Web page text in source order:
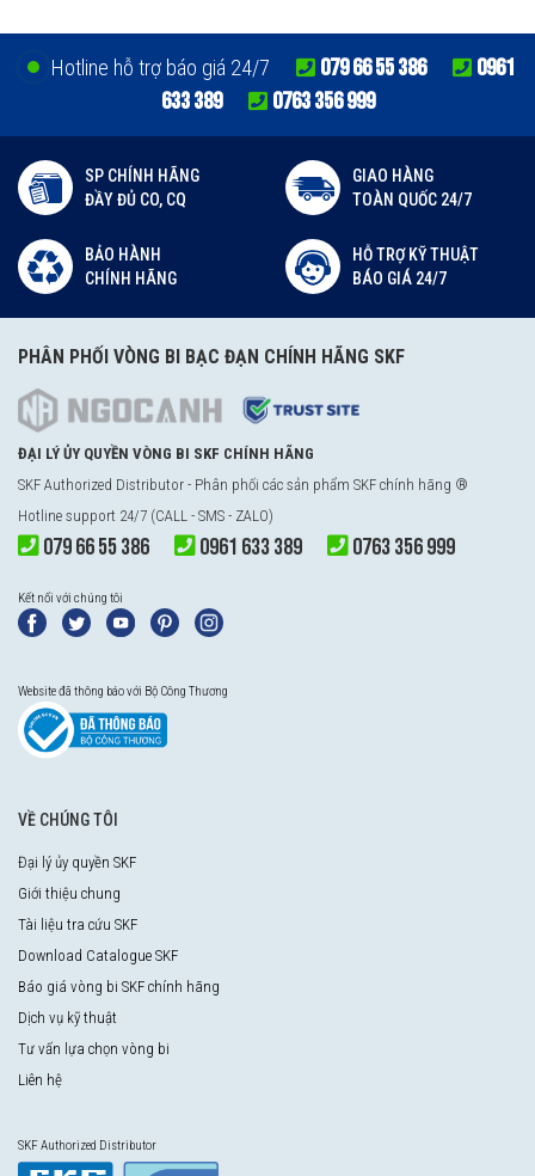
Hotline hỗ trợ báo giá 24/7 079 66 55 386
0961
633 389
0763 356 999
SP CHÍNH HÃNG
ĐẦY ĐỦ CO, CQ
GIAO HÀNG
TOÀN QUỐC 24/7
BẢO HÀNH
CHÍNH HÃNG
HỖ TRỢ KỸ THUẬT
BÁO GIÁ 24/7
PHÂN PHỐI VÒNG BI BẠC ĐẠN CHÍNH HÃNG SKF
ĐẠI LÝ ỦY QUYỀN VÒNG BI SKF CHÍNH HÃNG
SKF Authorized Distributor - Phân phối các sản phẩm SKF chính hãng ®
Hotline support 24/7 (CALL - SMS - ZALO)
079 66 55 386 0961 633 389 0763 356 999
Kết nối với chúng tôi
Website đã thông báo với Bộ Công Thương
VỀ CHÚNG TÔI
Đại lý ủy quyền SKF
Giới thiệu chung
Tài liệu tra cứu SKF
Download Catalogue SKF
Báo giá vòng bi SKF chính hãng
Dịch vụ kỹ thuật
Tư vấn lựa chọn vòng bi
Liên hệ
SKF Authorized Distributor